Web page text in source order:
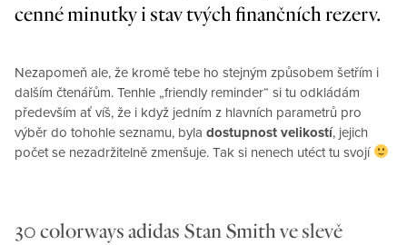
cenné minutky i stav tvých finančních rezerv.
Nezapomeň ale, že kromě tebe ho stejným způsobem šetřím i
dalším čtenářům. Tenhle „friendly reminder“ si tu odkládám
především ať víš, že i když jedním z hlavních parametrů pro
výběr do tohohle seznamu, byla dostupnost velikostí, jejich
počet se nezadržitelně zmenšuje. Tak si nenech utéct tu svojí
30 colorways adidas Stan Smith ve slevě